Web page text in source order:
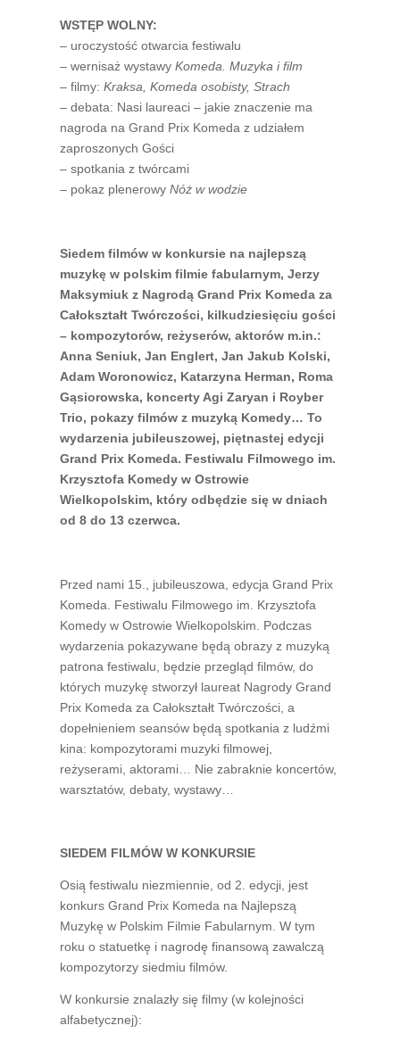
WSTĘP WOLNY:
– uroczystość otwarcia festiwalu
– wernisaż wystawyKomeda. Muzyka i film
– filmy:Kraksa, Komeda osobisty, Strach
– debata: Nasi laureaci – jakie znaczenie ma
nagroda na Grand Prix Komeda z udziałem
zaproszonych Gości
– spotkania z twórcami
– pokaz plenerowyNóż w wodzie
Siedem filmów w konkursie na najlepszą
muzykę w polskim filmie fabularnym, Jerzy
Maksymiuk z Nagrodą Grand Prix Komeda za
Całokształt Twórczości, kilkudziesięciu gości
– kompozytorów, reżyserów, aktorów m.in.:
Anna Seniuk, Jan Englert, Jan Jakub Kolski,
Adam Woronowicz, Katarzyna Herman, Roma
Gąsiorowska, koncerty Agi Zaryan i Royber
Trio, pokazy filmów z muzyką Komedy… To
wydarzenia jubileuszowej, piętnastej edycji
Grand Prix Komeda. Festiwalu Filmowego im.
Krzysztofa Komedy w Ostrowie
Wielkopolskim, który odbędzie się w dniach
od 8 do 13 czerwca.
Przed nami 15., jubileuszowa, edycja Grand Prix
Komeda. Festiwalu Filmowego im. Krzysztofa
Komedy w Ostrowie Wielkopolskim. Podczas
wydarzenia pokazywane będą obrazy z muzyką
patrona festiwalu, będzie przegląd filmów, do
których muzykę stworzył laureat Nagrody Grand
Prix Komeda za Całokształt Twórczości, a
dopełnieniem seansów będą spotkania z ludźmi
kina: kompozytorami muzyki filmowej,
reżyserami, aktorami… Nie zabraknie koncertów,
warsztatów, debaty, wystawy…
SIEDEM FILMÓW W KONKURSIE
Osią festiwalu niezmiennie, od 2. edycji, jest
konkurs Grand Prix Komeda na Najlepszą
Muzykę w Polskim Filmie Fabularnym. W tym
roku o statuetkę i nagrodę finansową zawalczą
kompozytorzy siedmiu filmów.
W konkursie znalazły się filmy (w kolejności
alfabetycznej):